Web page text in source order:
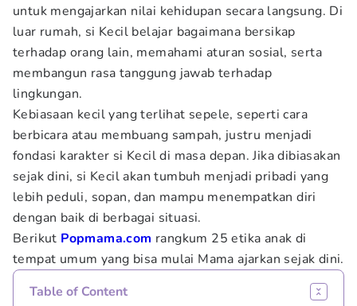
untuk mengajarkan nilai kehidupan secara langsung. Di
luar rumah, si Kecil belajar bagaimana bersikap
terhadap orang lain, memahami aturan sosial, serta
membangun rasa tanggung jawab terhadap
lingkungan.
Kebiasaan kecil yang terlihat sepele, seperti cara
berbicara atau membuang sampah, justru menjadi
fondasi karakter si Kecil di masa depan. Jika dibiasakan
sejak dini, si Kecil akan tumbuh menjadi pribadi yang
lebih peduli, sopan, dan mampu menempatkan diri
dengan baik di berbagai situasi.
Berikut Popmama.com rangkum 25 etika anak di
tempat umum yang bisa mulai Mama ajarkan sejak dini.
Table of Content